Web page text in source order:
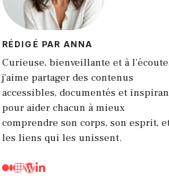
RÉDIGÉ PAR ANNA
Curieuse, bienveillante et à l’écoute,
j'aime partager des contenus
accessibles, documentés et
pour aider chacun à mieux
comprendre son corps, son esprit,
les liens qui les unissent.